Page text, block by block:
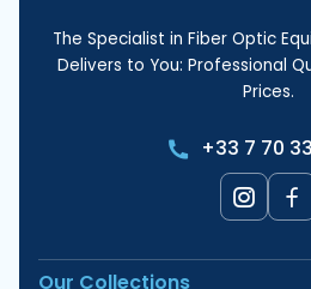
The Specialist in Fiber Optic
Delivers to You: Professional
Prices.
+33 7 70
Our Collections